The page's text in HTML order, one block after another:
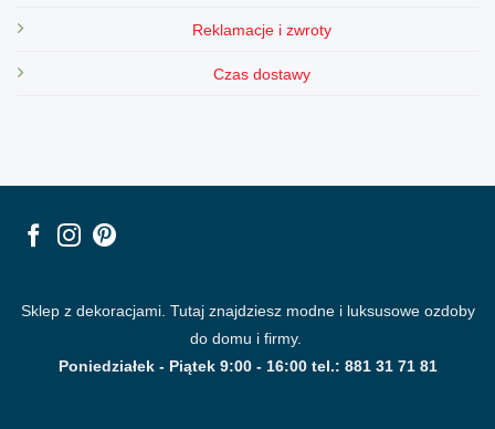
Reklamacje i zwroty
Czas dostawy
Sklep z dekoracjami. Tutaj znajdziesz modne i luksusowe ozdoby
do domu i firmy.
Poniedziałek - Piątek 9:00 - 16:00 tel.: 881 31 71 81